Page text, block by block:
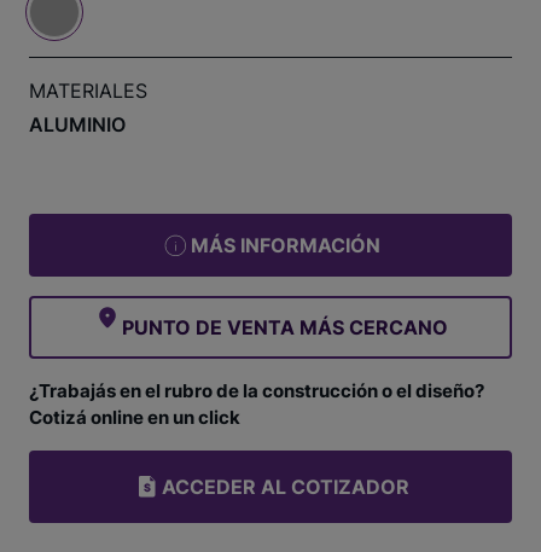
MATERIALES
ALUMINIO
MÁS INFORMACIÓN
PUNTO DE VENTA MÁS CERCANO
¿Trabajás en el rubro de la construcción o el diseño?
Cotizá online en un click
ACCEDER AL COTIZADOR